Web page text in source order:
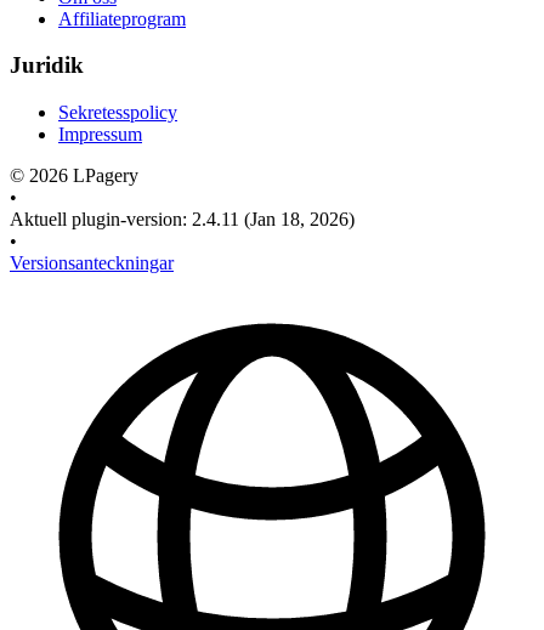
Affiliateprogram
Juridik
Sekretesspolicy
Impressum
© 2026 LPagery
•
Aktuell plugin-version: 2.4.11 (Jan 18, 2026)
•
Versionsanteckningar